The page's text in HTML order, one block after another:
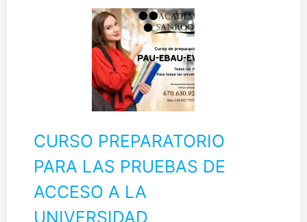
CURSO PREPARATORIO
PARA LAS PRUEBAS DE
ACCESO A LA
UNIVERSIDAD